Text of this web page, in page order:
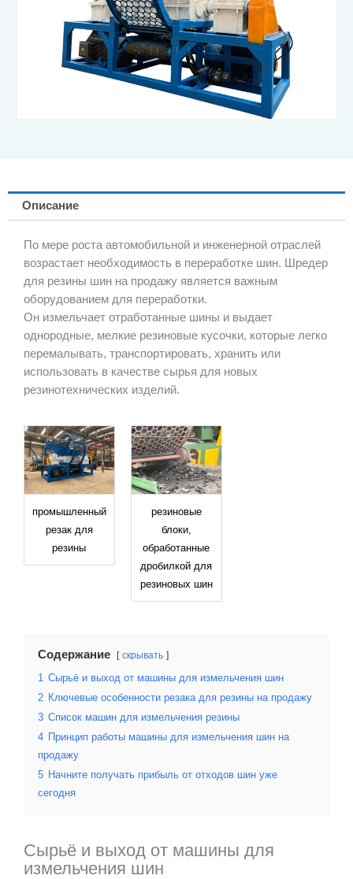
Описание
По мере роста автомобильной и инженерной отраслей
возрастает необходимость в переработке шин. Шредер
для резины шин на продажу является важным
оборудованием для переработки.
Он измельчает отработанные шины и выдает
однородные, мелкие резиновые кусочки, которые легко
перемалывать, транспортировать, хранить или
использовать в качестве сырья для новых
резинотехнических изделий.
промышленный
резак для
резины
резиновые
блоки,
обработанные
дробилкой для
резиновых шин
Содержание скрывать
1 Сырьё и выход от машины для измельчения шин
2 Ключевые особенности резака для резины на продажу
3 Список машин для измельчения резины
4 Принцип работы машины для измельчения шин на
продажу
5 Начните получать прибыль от отходов шин уже
сегодня
Сырьё и выход от машины для
измельчения шин